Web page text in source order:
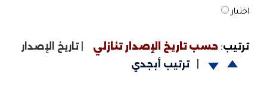
اختيار
ترتيب: حسب تاريخ الإصدار تنازلي |
تاريخ الإصدار
|
ترتيب أبجدي